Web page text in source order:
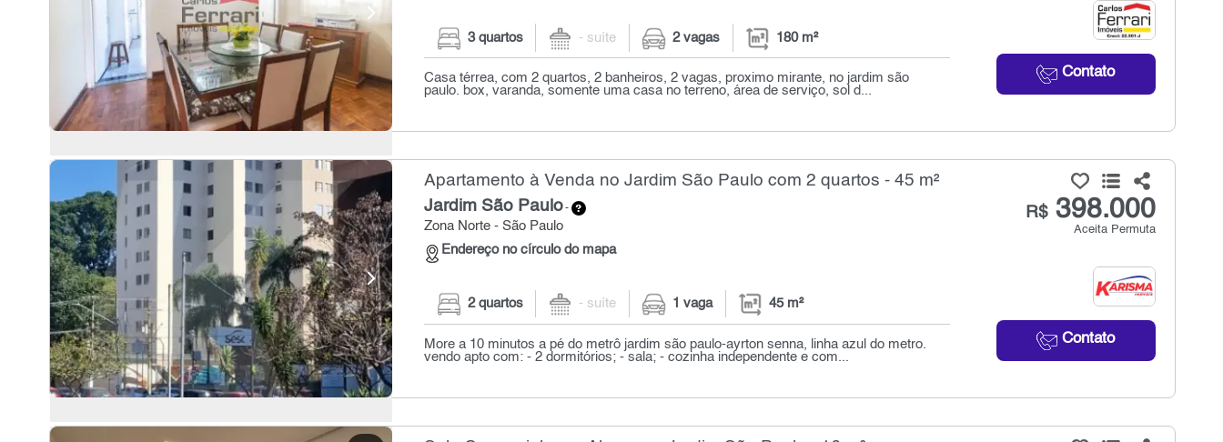
Contato
3 quartos - suíte 2 vagas 180 m²
Casa térrea, com 2 quartos, 2 banheiros, 2 vagas, proximo mirante, no jardim são
paulo. box, varanda, somente uma casa no terreno, área de serviço, sol d...
Apartamento à Venda no Jardim São Paulo com 2 quartos - 45 m²
Jardim São Paulo-
Zona Norte - São Paulo
Endereço no círculo do mapa
R$398.000
Aceita Permuta
Contato
2 quartos - suíte 1 vaga 45 m²
More a 10 minutos a pé do metrô jardim são paulo-ayrton senna, linha azul do metro.
vendo apto com: - 2 dormitórios; - sala; - cozinha independente e com...